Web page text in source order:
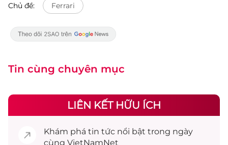
Chủ đề: Ferrari
Tin cùng chuyên mục
LIÊN KẾT HỮU ÍCH
Khám phá tin tức nổi bật trong ngày
cùng VietNamNet